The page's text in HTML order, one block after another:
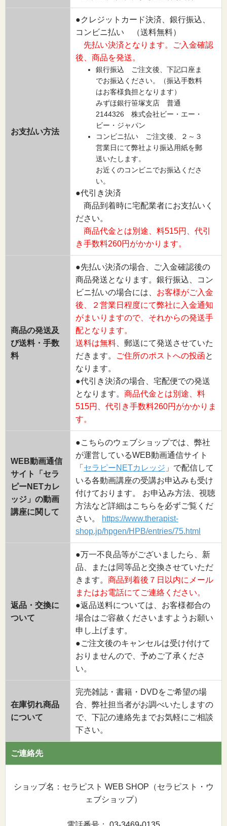
お支払い方法
●クレジットカード決済、銀行振込、
コンビニ払い （送料無料）
先払い決済となります。ご入金確認
後、商品を発送。
銀行振込 ご注文後、下記口座ま
でお振込ください。（振込手数料
はお客様負担となります）
みずほ銀行笹塚支店 普通
2144326 株式会社ビー・エー・
ビー・ジャパン
コンビニ払い ご注文後、２～３
営業日にて弊社より振込用紙を郵
送いたします。
お近くのコンビニでお振込くださ
い。
●代引き決済
商品到着時に宅配業者にお支払いく
ださい。
商品代金とは別途、料515円、代引
き手数料260円がかかります。
商品の発送及
び送料・手数
料
●先払い決済の場合、ご入金確認後の
商品発送となります。銀行振込、コン
ビニ払いの場合には、 お客様がご入金
後、２営業日程度にて弊社に入金通知
がまいりますので、それからの発送手
配となります。
送料は無料、郵送にて発送させていた
だきます。
ご住所のポストへの投函と
なります。
●代引き決済の場合、宅配便での発送
となります。 商品代金とは別途、料
515円、代引き手数料260円がかかりま
す。
WEB動画通信
サイト「セラ
ピーNETカレ
ッジ」の動画
講座に関して
●こちらのウェブショップでは、弊社
が運営しているWEB動画通信サイト
「 セラピーNETカレッジ 」で配信して
いる各動画講座の受講お申込みも受け
付けております。 お申込み方法、視聴
方法など詳細はこちらを必ずご覧くだ
さい。
https://www.therapist-
shop.jp/hpgen/HPB/entries/75.html
返品・交換に
ついて
●万一不良品等がございましたら、新
品、または同等品と交換させていただ
きます。 商品到着後７日以内にメール
またはお電話にてご連絡ください。
●返品送料については、お客様都合の
場合はご容赦くださいますようお願い
申し上げます。
●ご注文後のキャンセルは受け付けて
おりませんので、予めご了承くださ
い。
在庫切れ商品
について
完売雑誌・書籍・DVDをご希望の場
合、弊社担当者がお調べいたしますの
で、下記の連絡先までお気軽にご相談
下さい。
ご連絡先
ショップ名：セラピスト WEB SHOP（セラピスト・ウ
ェブショップ）